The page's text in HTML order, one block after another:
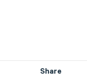
Share